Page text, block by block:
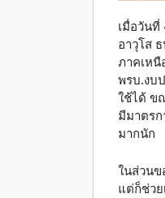
เมื่อวันที่
อาวุโส
ภาคเหนื
พรบ.งบ
ใช้ได้ ข
มีมาตรก
มากนัก
ในส่วนข
แต่ก็ช่วย